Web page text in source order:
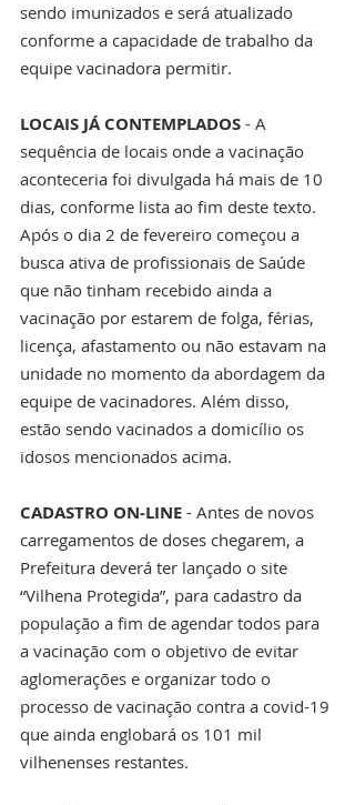
sendo imunizados e será atualizado
conforme a capacidade de trabalho da
equipe vacinadora permitir.
LOCAIS JÁ CONTEMPLADOS - A
sequência de locais onde a vacinação
aconteceria foi divulgada há mais de 10
dias, conforme lista ao fim deste texto.
Após o dia 2 de fevereiro começou a
busca ativa de profissionais de Saúde
que não tinham recebido ainda a
vacinação por estarem de folga, férias,
licença, afastamento ou não estavam na
unidade no momento da abordagem da
equipe de vacinadores. Além disso,
estão sendo vacinados a domicílio os
idosos mencionados acima.
CADASTRO ON-LINE - Antes de novos
carregamentos de doses chegarem, a
Prefeitura deverá ter lançado o site
“Vilhena Protegida”, para cadastro da
população a fim de agendar todos para
a vacinação com o objetivo de evitar
aglomerações e organizar todo o
processo de vacinação contra a covid-19
que ainda englobará os 101 mil
vilhenenses restantes.